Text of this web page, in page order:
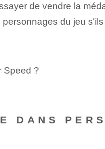
de vendre la
du jeu
Speed ​​?
DANS